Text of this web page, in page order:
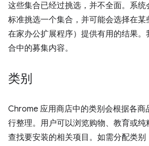
这些集合已经过挑选，并不全面。系统
标准挑选一个集合，并可能会选择在某
在家办公扩展程序）提供有用的结果
合中的募集内容。
类别
Chrome 应用商店中的类别会根据各商
行整理。用户可以浏览购物、教育或
查找要安装的相关项目。如需分配类别